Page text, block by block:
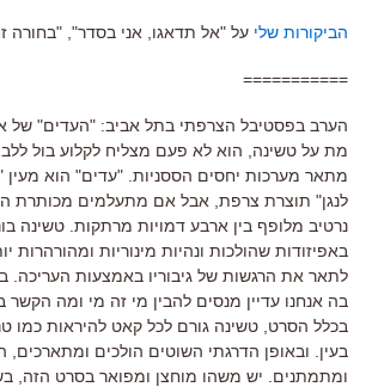
הביקורות שלי על "אל תדאגו, אני בסדר", "בחורה
===========
הערב בפסטיבל הצרפתי בתל אביב: "העדים" של
מת על טשינה, הוא לא פעם מצליח לקלוע בול ללב
מתאר מערכות יחסים הססניות. "עדים" הוא
לנגן" תוצרת צרפת, אבל אם מתעלמים מכותרת
נרטיב מלופף בין ארבע דמויות מרתקות. טשינה
באפיזודות שהולכות ונהיות מינוריות ומהורהרות
לתאר את הרגשות של גיבוריו באמצעות העריכה.
בה אנחנו עדיין מנסים להבין מי זה מי ומה הקשר
בכלל הסרט, טשינה גורם לכל קאט להיראות כמו
בעין. ובאופן הדרגתי השוטים הולכים ומתארכים,
ומתמתנים. יש משהו מוחצן ומפואר בסרט הזה,